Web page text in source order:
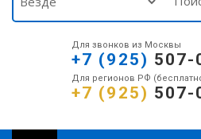
Для звонков из Москвы
+7 (925) 507-
Для регионов РФ
+7 (925) 507-